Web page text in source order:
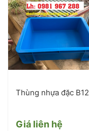
Thùng nhựa đặc B12
Giá liên hệ